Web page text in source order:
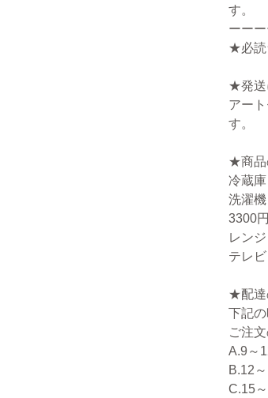
す。
ーー
★必
★発送
アー
す。
★商品
冷蔵
洗濯
3300
レン
テレ
★配達
下記
ご注
A.9～
B.12
C.15